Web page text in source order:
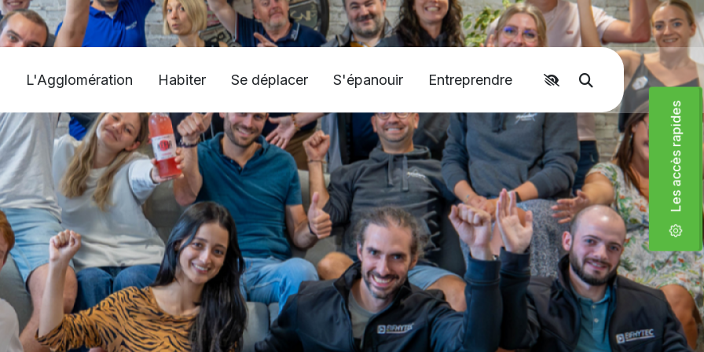
Moteur de
L'Agglomération Habiter Se déplacer S'épanouir Entreprendre
Les accès rapides
Accéder aux liens rapides